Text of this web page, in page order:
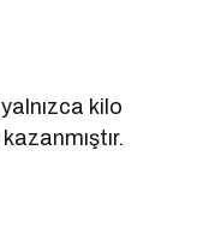
kilo